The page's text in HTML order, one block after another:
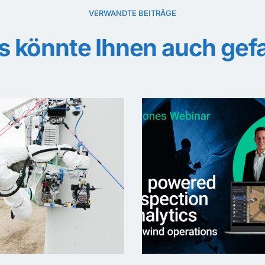
VERWANDTE BEITRÄGE
könnte Ihnen auch